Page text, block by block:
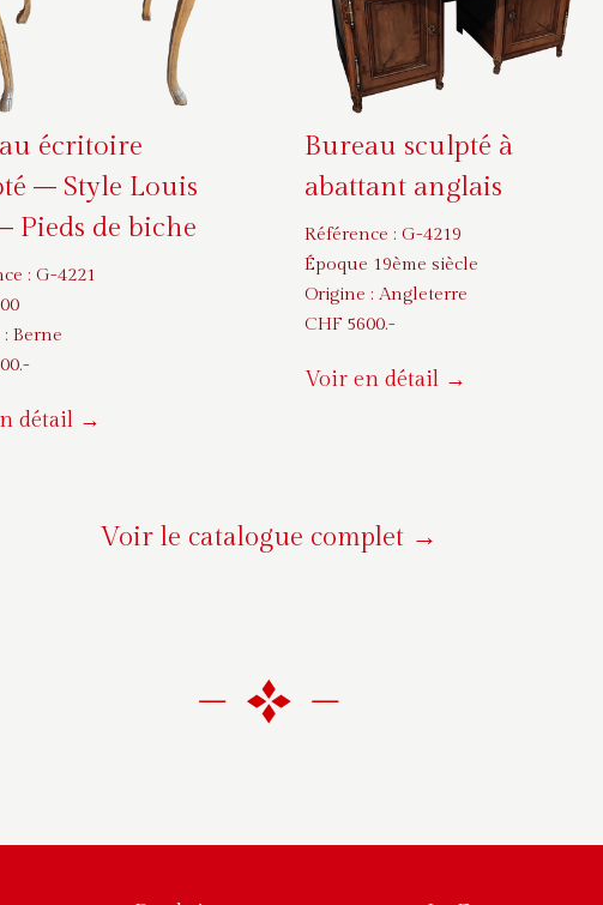
écritoire
– Style Louis
Pieds de biche
: G-4221
Berne
.-
détail →
Bureau sculpté à
abattant anglais
Référence : G-4219
Époque 19ème siècle
Origine : Angleterre
CHF 5600.-
Voir en détail →
Voir le catalogue complet →